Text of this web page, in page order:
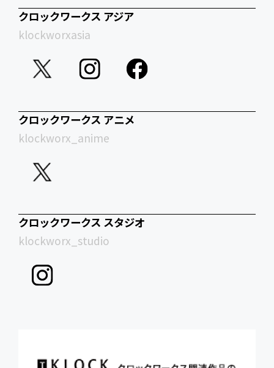
クロックワークス アジア
klockworxasia
クロックワークス アニメ
klockworx_anime
クロックワークス スタジオ
klockworx_studio